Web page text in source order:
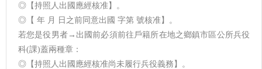
◎【持照人出國應經核准】。
◎【 年 月 日之前同意出國 字第 號核准】。
若您是役男者→出國前必須前往戶籍所在地之鄉鎮市區公所兵役
科(課)蓋兩種章：
◎【持照人出國應經核准尚未履行兵役義務】。